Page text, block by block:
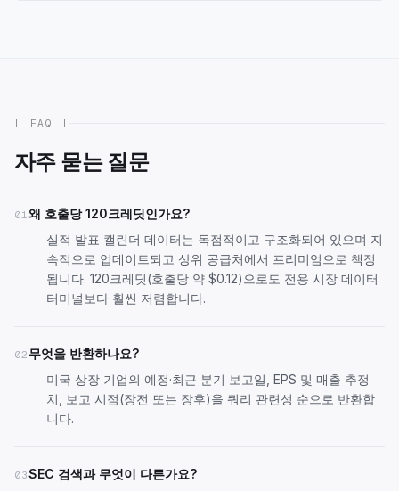
[ FAQ ]
자주 묻는 질문
01왜 호출당 120크레딧인가요?
실적 발표 캘린더 데이터는 독점적이고 구조화되어 있으며 지
속적으로 업데이트되고 상위 공급처에서 프리미엄으로 책정
됩니다. 120크레딧(호출당 약 $0.12)으로도 전용 시장 데이터
터미널보다 훨씬 저렴합니다.
02 무엇을 반환하나요?
미국 상장 기업의 예정·최근 분기 보고일, EPS 및 매출 추정
치, 보고 시점(장전 또는 장후)을 쿼리 관련성 순으로 반환합
니다.
03SEC 검색과 무엇이 다른가요?